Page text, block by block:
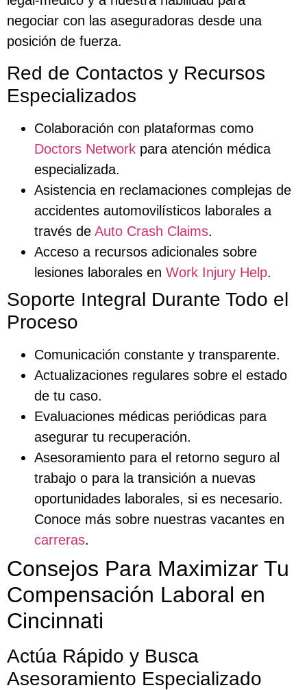
negociar con las aseguradoras desde una
posición de fuerza.
Red de Contactos y Recursos
Especializados
Colaboración con plataformas como
Doctors Network para atención médica
especializada.
Asistencia en reclamaciones complejas de
accidentes automovilísticos laborales a
través de Auto Crash Claims.
Acceso a recursos adicionales sobre
lesiones laborales en Work Injury Help.
Soporte Integral Durante Todo el
Proceso
Comunicación constante y transparente.
Actualizaciones regulares sobre el estado
de tu caso.
Evaluaciones médicas periódicas para
asegurar tu recuperación.
Asesoramiento para el retorno seguro al
trabajo o para la transición a nuevas
oportunidades laborales, si es necesario.
Conoce más sobre nuestras vacantes en
carreras.
Consejos Para Maximizar Tu
Compensación Laboral en
Cincinnati
Actúa Rápido y Busca
Asesoramiento Especializado